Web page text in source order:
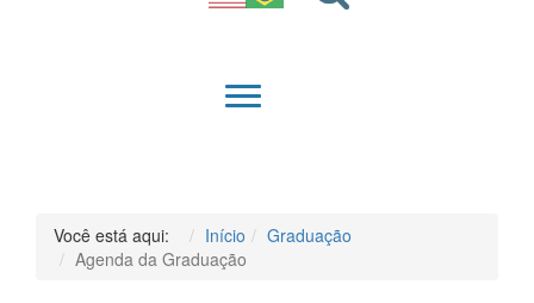
QUEM SOMOS
Você está aqui: Início
Graduação
Agenda da Graduação